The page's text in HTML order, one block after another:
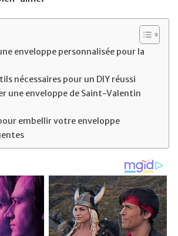
enveloppe personnalisée pour la
nécessaires pour un DIY réussi
une enveloppe de Saint-Valentin
embellir votre enveloppe